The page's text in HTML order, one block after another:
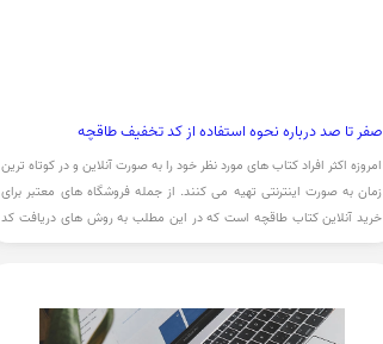
صفر تا صد درباره نحوه استفاده از کد تخفیف طاقچه
امروزه اکثر افراد کتاب های مورد نظر خود را به صورت آنلاین و در کوتاه ترین
زمان به صورت اینترنتی تهیه می کنند. از جمله فروشگاه های معتبر برای
خرید آنلاین کتاب طاقچه است که در این مطلب به روش های دریافت کد
تخفیف طاقچه می پردازیم.